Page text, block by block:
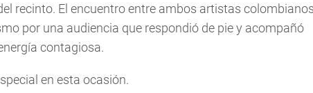
recinto. El encuentro entre ambos artistas colombianos
por una audiencia que respondió de pie y acompañó
contagiosa.